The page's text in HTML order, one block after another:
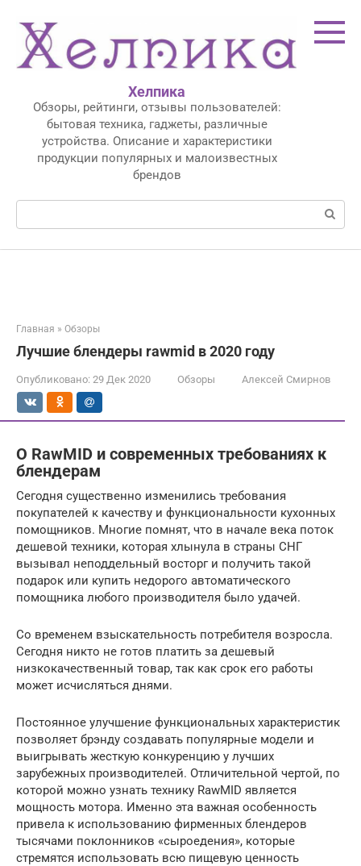
контенту
Хелпика
Обзоры, рейтинги, отзывы пользователей:
бытовая техника, гаджеты, различные
устройства. Описание и характеристики
продукции популярных и малоизвестных
брендов
Поиск:
Главная » Обзоры
Лучшие блендеры rawmid в 2020 году
Опубликовано: 29 Дек 2020 Обзоры Алексей Смирнов
О RawMID и современных требованиях к
блендерам
Сегодня существенно изменились требования
покупателей к качеству и функциональности кухонных
помощников. Многие помнят, что в начале века поток
дешевой техники, которая хлынула в страны СНГ
вызывал неподдельный восторг и получить такой
подарок или купить недорого автоматического
помощника любого производителя было удачей.
Со временем взыскательность потребителя возросла.
Сегодня никто не готов платить за дешевый
низкокачественный товар, так как срок его работы
может исчисляться днями.
Постоянное улучшение функциональных характеристик
позволяет брэнду создавать популярные модели и
выигрывать жесткую конкуренцию у лучших
зарубежных производителей. Отличительной чертой, по
которой можно узнать технику RawMID является
мощность мотора. Именно эта важная особенность
привела к использованию фирменных блендеров
тысячами поклонников «сыроедения», которые
стремятся использовать всю пищевую ценность